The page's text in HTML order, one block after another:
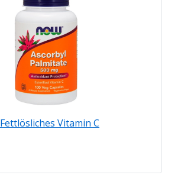
Fettlösliches Vitamin C